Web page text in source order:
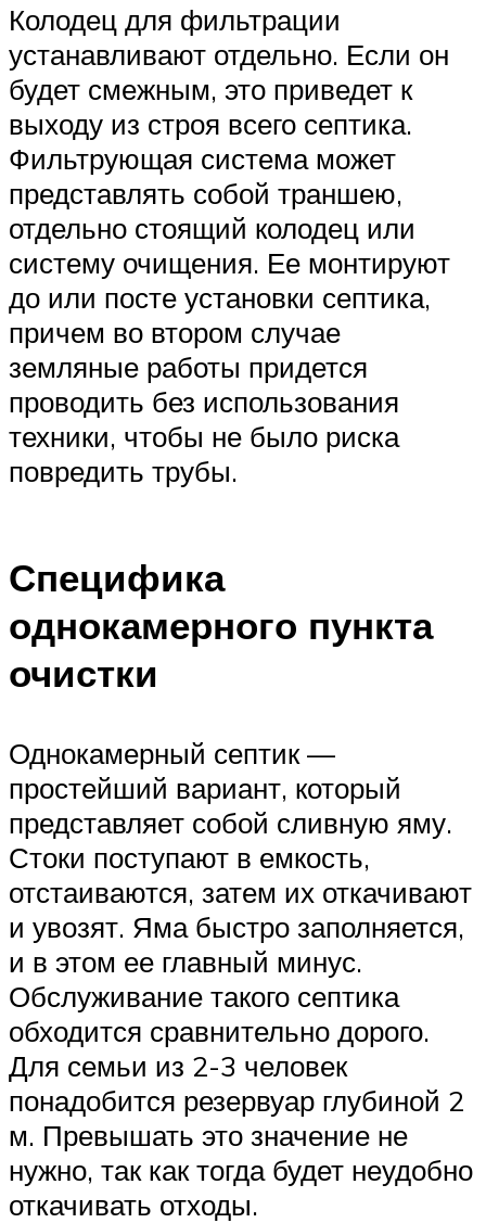
Колодец для фильтрации
устанавливают отдельно. Если он
будет смежным, это приведет к
выходу из строя всего септика.
Фильтрующая система может
представлять собой траншею,
отдельно стоящий колодец или
систему очищения. Ее монтируют
до или посте установки септика,
причем во втором случае
земляные работы придется
проводить без использования
техники, чтобы не было риска
повредить трубы.
Специфика
однокамерного пункта
очистки
Однокамерный септик —
простейший вариант, который
представляет собой сливную яму.
Стоки поступают в емкость,
отстаиваются, затем их откачивают
и увозят. Яма быстро заполняется,
и в этом ее главный минус.
Обслуживание такого септика
обходится сравнительно дорого.
Для семьи из 2-3 человек
понадобится резервуар глубиной 2
м. Превышать это значение не
нужно, так как тогда будет неудобно
откачивать отходы.